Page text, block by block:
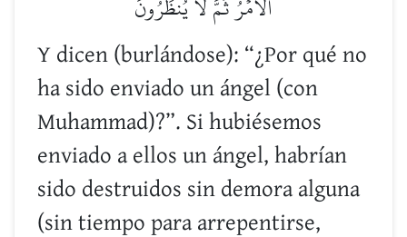
Y dicen (burlándose): “¿Por qué no
ha sido enviado un ángel (con
Muhammad)?”. Si hubiésemos
enviado a ellos un ángel, habrían
sido destruidos sin demora alguna
(sin tiempo para arrepentirse,